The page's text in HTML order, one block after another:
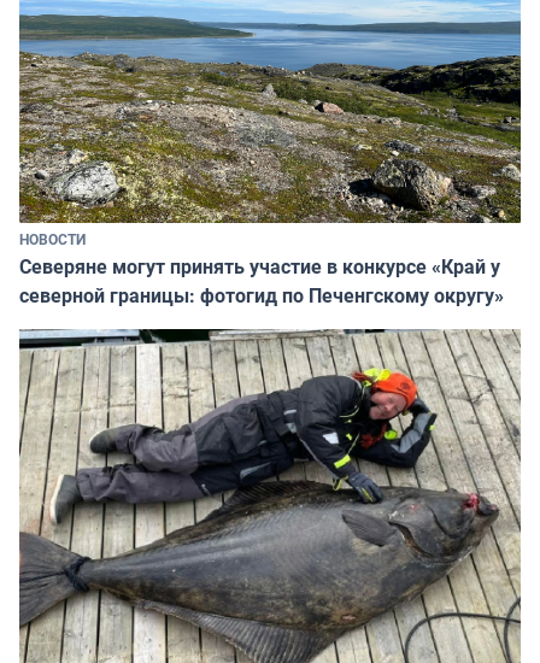
НОВОСТИ
Северяне могут принять участие в конкурсе «Край у
северной границы: фотогид по Печенгскому округу»